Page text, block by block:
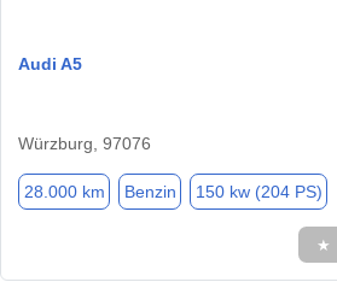
Audi A5
Würzburg, 97076
28.000 km Benzin 150 kw (204 PS)
★